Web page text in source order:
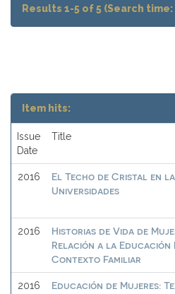
Results 1-5 of 5 (Search
Item hits:
Issue
Date
Title
2016
El Techo de Cristal en
Universidades
2016
Historias de Vida de
Relación a la Educación
Contexto Familiar
2016
Educación de Mujeres: